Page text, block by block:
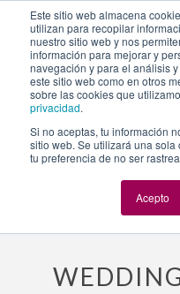
Este sitio web almacena
utilizan para recopilar
nuestro sitio web y nos
información para mejorar y
navegación y para el análisis
este sitio web como en otros
sobre las cookies que
privacidad.
Si no aceptas, tu información
sitio web. Se utilizará una
tu preferencia de no ser
Acepto
https://www.evento.love/
decoration-tips-and-
Wedding in
decoration, tips and trends»